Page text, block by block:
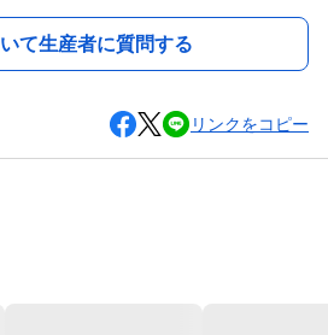
て生産者に質問する
リンクをコピー